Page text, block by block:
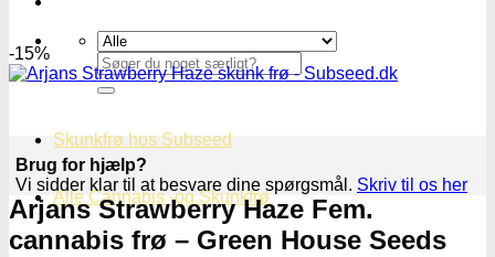
Søg
efter:
Skunkfrø hos Subseed
Alle Cannabis -og Skunkfrø
-15%
Brug for hjælp?
Vi sidder klar til at besvare dine spørgsmål. Skriv til os her
Arjans Strawberry Haze Fem.
cannabis frø – Green House Seeds